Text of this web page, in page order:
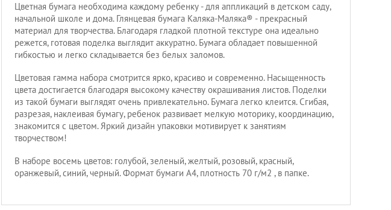
Увеличить изображение
Цветная бумага необходима каждому ребенку - для аппликаций в детском саду,
начальной школе и дома. Глянцевая бумага Каляка-Маляка® - прекрасный
материал для творчества. Благодаря гладкой плотной текстуре она идеально
режется, готовая поделка выглядит аккуратно. Бумага обладает повышенной
гибкостью и легко складывается без белых заломов.
Цветовая гамма набора смотрится ярко, красиво и современно. Насыщенность
цвета достигается благодаря высокому качеству окрашивания листов. Поделки
из такой бумаги выглядят очень привлекательно. Бумага легко клеится. Сгибая,
разрезая, наклеивая бумагу, ребенок развивает мелкую моторику, координацию,
знакомится с цветом. Яркий дизайн упаковки мотивирует к занятиям
творчеством!
В наборе восемь цветов: голубой, зеленый, желтый, розовый, красный,
оранжевый, синий, черный. Формат бумаги А4, плотность 70 г/м2 , в папке.